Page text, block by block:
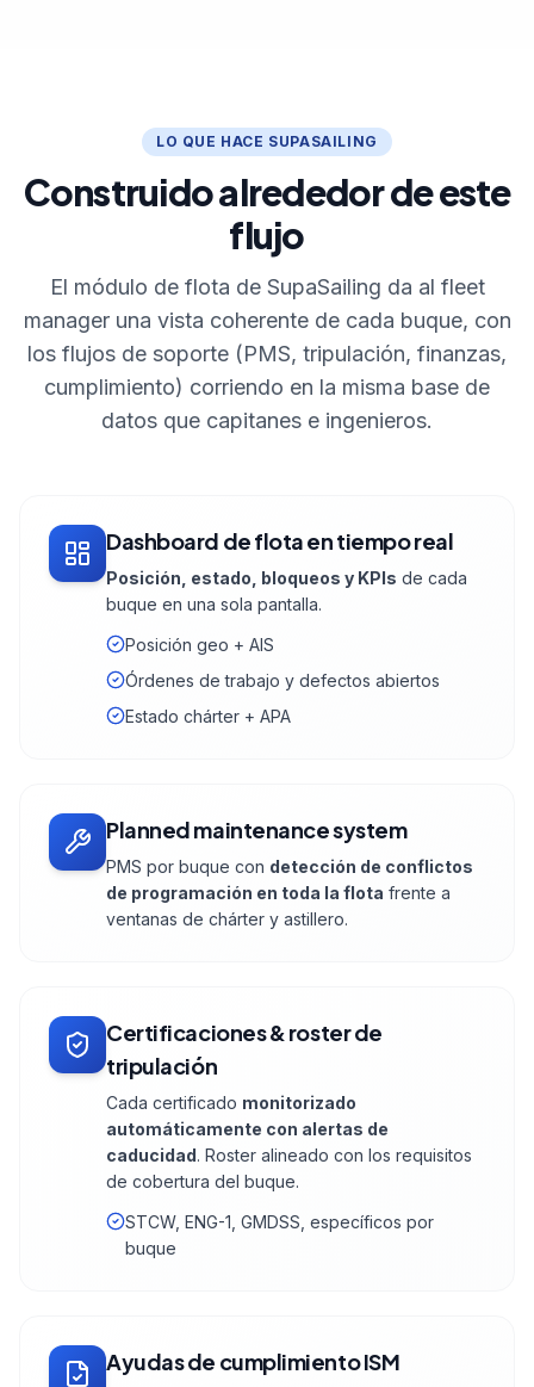
LO QUE HACE SUPASAILING
Construido alrededor de este
flujo
El módulo de flota de SupaSailing da al fleet
manager una vista coherente de cada buque, con
los flujos de soporte (PMS, tripulación, finanzas,
cumplimiento) corriendo en la misma base de
datos que capitanes e ingenieros.
Dashboard de flota en tiempo real
Posición, estado, bloqueos y KPIs de cada
buque en una sola pantalla.
Posición geo + AIS
Órdenes de trabajo y defectos abiertos
Estado chárter + APA
Planned maintenance system
PMS por buque con detección de conflictos
de programación en toda la flota frente a
ventanas de chárter y astillero.
Certificaciones & roster de
tripulación
Cada certificado monitorizado
automáticamente con alertas de
caducidad. Roster alineado con los requisitos
de cobertura del buque.
STCW, ENG-1, GMDSS, específicos por
buque
Ayudas de cumplimiento ISM